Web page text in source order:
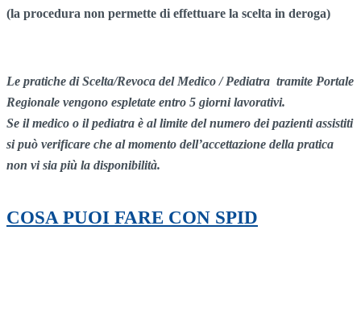
(la procedura non permette di effettuare la scelta in deroga)
Le pratiche di Scelta/Revoca del Medico / Pediatra tramite Portale
Regionale vengono espletate entro 5 giorni lavorativi.
Se il medico o il pediatra è al limite del numero dei pazienti assistiti
si può verificare che al momento dell’accettazione della pratica
non vi sia più la disponibilità.
COSA PUOI FARE CON SPID